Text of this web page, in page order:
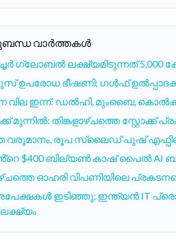
വാർത്തകൾ
ഗ്ലോബൽ ലക്ഷ്യമിടുന്നത് 5,000
ഉപരോധ ഭീഷണി; ഗൾഫ്
ഇന്ന്: ഡൽഹി, മുംബൈ,
മുന്നിൽ: തിങ്കളാഴ്ചത്തെ
വരുമാനം, രൂപ സ്ലൈഡ് പുഷ്
$400 ബില്യൺ കാഷ് പൈൽ AI
ഓഹരി വിപണിയിലെ
ഇടിഞ്ഞു; ഇന്ത്യൻ IT
ലക്ഷ്യം